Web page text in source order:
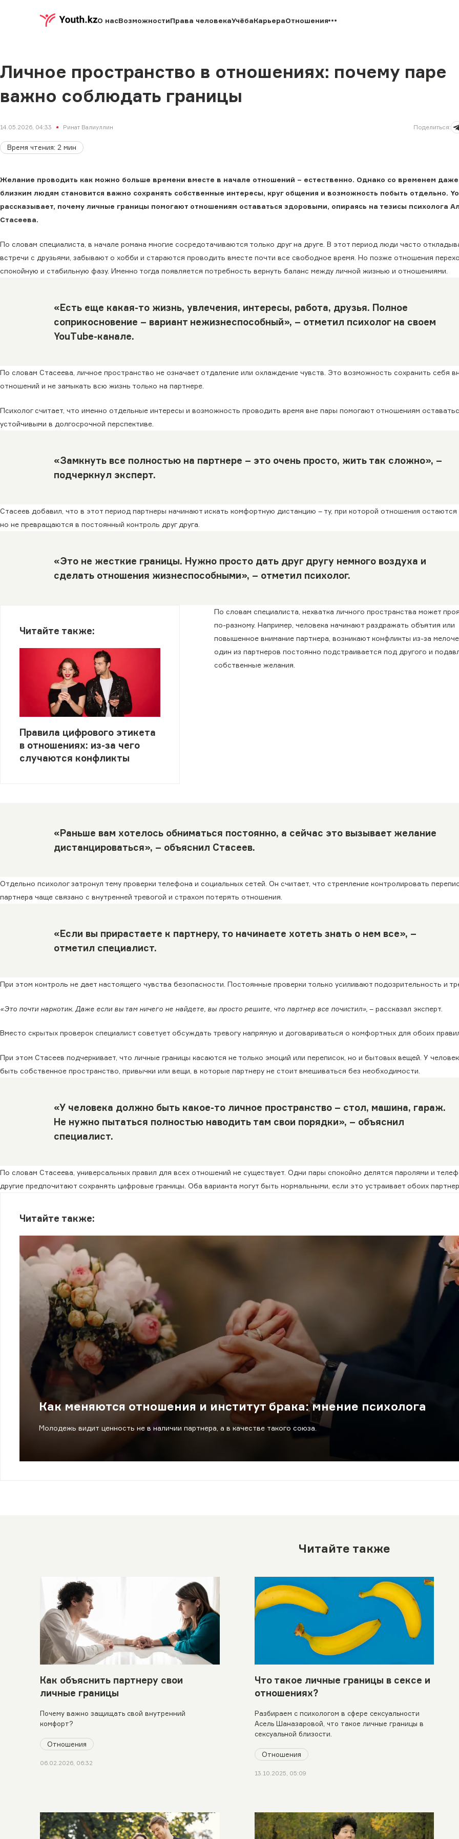
О насВозможностиПрава человекаУчёбаКарьераОтношения
Личное пространство в отношениях: почему паре
важно соблюдать границы
14.05.2026, 04:33 Ринат Валиуллин Поделиться:
Время чтения: 2 мин
Желание проводить как можно больше времени вместе в начале отношений – естественно. Однако со временем
близким людям становится важно сохранять собственные интересы, круг общения и возможность побыть отдельно.
рассказывает, почему личные границы помогают отношениям оставаться здоровыми, опираясь на тезисы психолога
Стасеева.
По словам специалиста, в начале романа многие сосредотачиваются только друг на друге. В этот период люди часто
встречи с друзьями, забывают о хобби и стараются проводить вместе почти все свободное время. Но позже отношения
спокойную и стабильную фазу. Именно тогда появляется потребность вернуть баланс между личной жизнью и отношениями.
«Есть еще какая-то жизнь, увлечения, интересы, работа, друзья. Полное
соприкосновение – вариант нежизнеспособный», – отметил психолог на своем
YouTube-канале.
По словам Стасеева, личное пространство не означает отдаление или охлаждение чувств. Это возможность сохранить себя
отношений и не замыкать всю жизнь только на партнере.
Психолог считает, что именно отдельные интересы и возможность проводить время вне пары помогают отношениям
устойчивыми в долгосрочной перспективе.
«Замкнуть все полностью на партнере – это очень просто, жить так сложно», –
подчеркнул эксперт.
Стасеев добавил, что в этот период партнеры начинают искать комфортную дистанцию – ту, при которой отношения остаются
но не превращаются в постоянный контроль друг друга.
«Это не жесткие границы. Нужно просто дать друг другу немного воздуха и
сделать отношения жизнеспособными», – отметил психолог.
Читайте также:
Правила цифрового этикета
в отношениях: из-за чего
случаются конфликты
По словам специалиста, нехватка личного пространства может
по-разному. Например, человека начинают раздражать объятия или
повышенное внимание партнера, возникают конфликты из-за
один из партнеров постоянно подстраивается под другого и
собственные желания.
«Раньше вам хотелось обниматься постоянно, а сейчас это вызывает желание
дистанцироваться», – объяснил Стасеев.
Отдельно психолог затронул тему проверки телефона и социальных сетей. Он считает, что стремление контролировать
партнера чаще связано с внутренней тревогой и страхом потерять отношения.
«Если вы прирастаете к партнеру, то начинаете хотеть знать о нем все», –
отметил специалист.
При этом контроль не дает настоящего чувства безопасности. Постоянные проверки только усиливают подозрительность и
«Это почти наркотик. Даже если вы там ничего не найдете, вы просто решите, что партнер все почистил», – рассказал эксперт.
Вместо скрытых проверок специалист советует обсуждать тревогу напрямую и договариваться о комфортных для обоих
При этом Стасеев подчеркивает, что личные границы касаются не только эмоций или переписок, но и бытовых вещей. У
быть собственное пространство, привычки или вещи, в которые партнеру не стоит вмешиваться без необходимости.
«У человека должно быть какое-то личное пространство – стол, машина, гараж.
Не нужно пытаться полностью наводить там свои порядки», – объяснил
специалист.
По словам Стасеева, универсальных правил для всех отношений не существует. Одни пары спокойно делятся паролями и
другие предпочитают сохранять цифровые границы. Оба варианта могут быть нормальными, если это устраивает обоих
Читайте также:
Как меняются отношения и институт брака: мнение психолога
Молодежь видит ценность не в наличии партнера, а в качестве такого союза.
Читайте также
Как объяснить партнеру свои
личные границы
Почему важно защищать свой внутренний
комфорт?
Отношения
06.02.2026, 06:32
Что такое личные границы в сексе и
отношениях?
Разбираем с психологом в сфере сексуальности
Асель Шаназаровой, что такое личные границы в
сексуальной близости.
Отношения
13.10.2025, 05:09